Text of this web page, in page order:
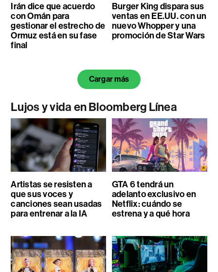
Irán dice que acuerdo
con Omán para
gestionar el estrecho de
Ormuz está en su fase
final
Burger King dispara sus
ventas en EE.UU. con un
nuevo Whopper y una
promoción de Star Wars
Cargar más
Lujos y vida en Bloomberg Línea
Artistas se resisten a
que sus voces y
canciones sean usadas
para entrenar a la IA
GTA 6 tendrá un
adelanto exclusivo en
Netflix: cuándo se
estrena y a qué hora